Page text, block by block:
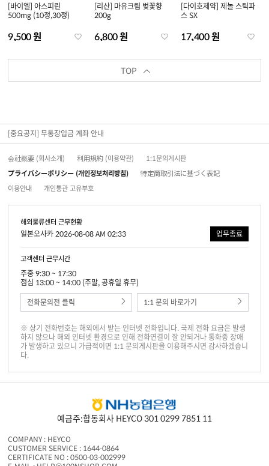
[바이엘] 아스피린
500mg (10정,30정)
9,500 원
[리산] 마유크림 벚꽃향
200g
6,800 원
[다이호제약] 제놀 스틱파
스 SX
17,400 원
TOP
[중요공지] 무통장입금 계좌 안내
会社概要 (회사소개) 利用規約 (이용약관)
1:1문의게시판
プライバシーポリシー (개인정보처리방침)
特定商取引法に基づく表記
이용안내
개인통관 고유부호
해외물류센터 근무현황
일본오사카 2026-08-08 AM 02:33 업무종료
고객센터 근무시간
주중 9:30 ~ 17:30
점심 13:00 ~ 14:00 (주말, 공휴일 휴무)
전화문의전 클릭
1:1 문의 바로가기
※ 상기 전화번호는 해외에서 받는 인터넷 전화입니다. 국제 전화 요금은 발생
하지 않으나 해외 인터넷 환경으로 인해 전화연결이 잘 안되거나 통화중 장애
가 발생하고 있으니 가급적이면 1:1 문의게시판을 이용해주시면 감사하겠습니
다.
예금주:합동회사 HEYCO 301 0299 7851 11
COMPANY : HEYCO
CUSTOMER SERVICE : 1644-0864
CERTIFICATE NO : 0500-03-002999